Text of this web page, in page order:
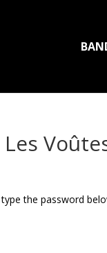
Les
the password